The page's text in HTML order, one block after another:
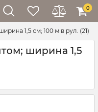
0
1,5 см; 100 м в рул. (21)
ширина 1,5